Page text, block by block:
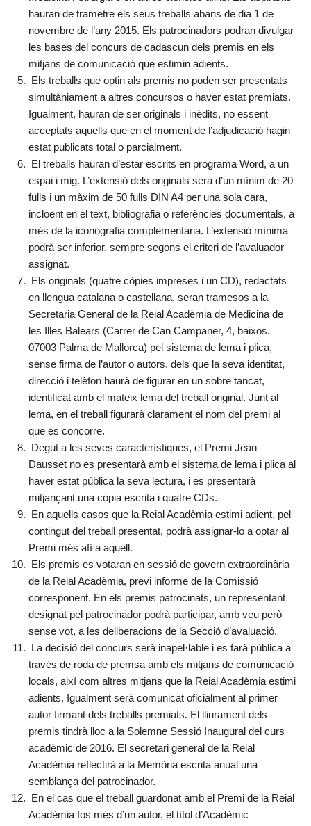
hauran de trametre els seus treballs abans de dia 1 de
novembre de l’any 2015. Els patrocinadors podran divulgar
les bases del concurs de cadascun dels premis en els
mitjans de comunicació que estimin adients.
Els treballs que optin als premis no poden ser presentats
simultàniament a altres concursos o haver estat premiats.
Igualment, hauran de ser originals i inèdits, no essent
acceptats aquells que en el moment de l’adjudicació hagin
estat publicats total o parcialment.
El treballs hauran d’estar escrits en programa Word, a un
espai i mig. L’extensió dels originals serà d’un mínim de 20
fulls i un màxim de 50 fulls DIN A4 per una sola cara,
incloent en el text, bibliografia o referències documentals, a
més de la iconografia complementària. L’extensió mínima
podrà ser inferior, sempre segons el criteri de l’avaluador
assignat.
Els originals (quatre còpies impreses i un CD), redactats
en llengua catalana o castellana, seran tramesos a la
Secretaria General de la Reial Acadèmia de Medicina de
les Illes Balears (Carrer de Can Campaner, 4, baixos.
07003 Palma de Mallorca) pel sistema de lema i plica,
sense firma de l’autor o autors, dels que la seva identitat,
direcció i telèfon haurà de figurar en un sobre tancat,
identificat amb el mateix lema del treball original. Junt al
lema, en el treball figurarà clarament el nom del premi al
que es concorre.
Degut a les seves característiques, el Premi Jean
Dausset no es presentarà amb el sistema de lema i plica al
haver estat pública la seva lectura, i es presentarà
mitjançant una còpia escrita i quatre CDs.
En aquells casos que la Reial Acadèmia estimi adient, pel
contingut del treball presentat, podrà assignar-lo a optar al
Premi més afí a aquell.
Els premis es votaran en sessió de govern extraordinària
de la Reial Acadèmia, previ informe de la Comissió
corresponent. En els premis patrocinats, un representant
designat pel patrocinador podrà participar, amb veu però
sense vot, a les deliberacions de la Secció d’avaluació.
La decisió del concurs serà inapel·lable i es farà pública a
través de roda de premsa amb els mitjans de comunicació
locals, així com altres mitjans que la Reial Acadèmia estimi
adients. Igualment serà comunicat oficialment al primer
autor firmant dels treballs premiats. El lliurament dels
premis tindrà lloc a la Solemne Sessió Inaugural del curs
acadèmic de 2016. El secretari general de la Reial
Acadèmia reflectirà a la Memòria escrita anual una
semblança del patrocinador.
En el cas que el treball guardonat amb el Premi de la Reial
Acadèmia fos més d’un autor, el títol d’Acadèmic